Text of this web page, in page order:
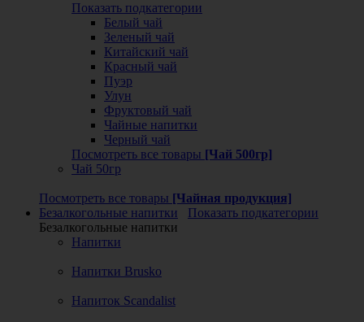
Показать подкатегории
Белый чай
Зеленый чай
Китайский чай
Красный чай
Пуэр
Улун
Фруктовый чай
Чайные напитки
Черный чай
Посмотреть все товары [Чай 500гр]
Чай 50гр
Посмотреть все товары [Чайная продукция]
Безалкогольные напитки
Показать подкатегории
Безалкогольные напитки
Напитки
Напитки Brusko
Напиток Scandalist